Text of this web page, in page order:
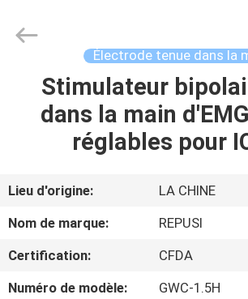
MAISON
PRODUITS
AU
SUJET
DE
Electronics
Co.,Ltd..
Électrode tenue dans la
Stimulateur
dans la main
réglables pour
Lieu d'origine:
LA CHINE
Nom de marque:
REPUSI
Certification:
CFDA
Numéro de modèle:
GWC-1.5H